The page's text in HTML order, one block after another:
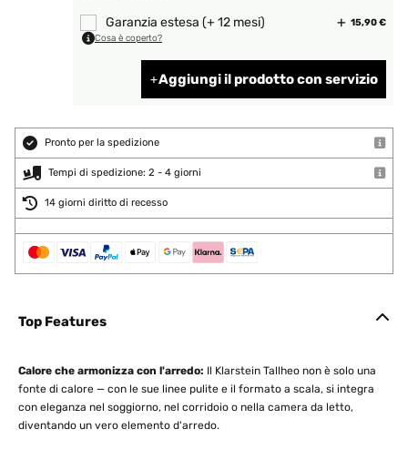
Garanzia estesa (+ 12 mesi) 15,90 €
Cosa è coperto?
Aggiungi il prodotto con servizio
Pronto per la spedizione
Tempi di spedizione: 2 - 4 giorni
14 giorni diritto di recesso
Top Features
Calore che armonizza con l'arredo: Il Klarstein Tallheo non è solo una
fonte di calore — con le sue linee pulite e il formato a scala, si integra
con eleganza nel soggiorno, nel corridoio o nella camera da letto,
diventando un vero elemento d'arredo.